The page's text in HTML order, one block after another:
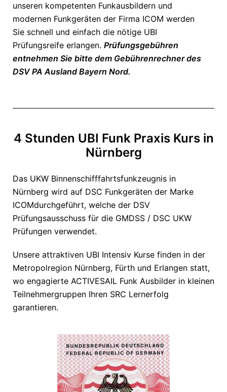
unseren kompetenten Funkausbildern und
modernen Funkgeräten der Firma ICOM werden
Sie schnell und einfach die nötige UBI
Prüfungsreife erlangen. Prüfungsgebühren
entnehmen Sie bitte dem Gebührenrechner des
DSV PA Ausland Bayern Nord.
4 Stunden UBI Funk Praxis Kurs in
Nürnberg
Das UKW Binnenschifffahrtsfunkzeugnis in
Nürnberg wird auf DSC Funkgeräten der Marke
ICOMdurchgeführt, welche der DSV
Prüfungsausschuss für die GMDSS / DSC UKW
Prüfungen verwendet.
Unsere attraktiven UBI Intensiv Kurse finden in der
Metropolregion Nürnberg, Fürth und Erlangen statt,
wo engagierte ACTIVESAIL Funk Ausbilder in kleinen
Teilnehmergruppen Ihren SRC Lernerfolg
garantieren.